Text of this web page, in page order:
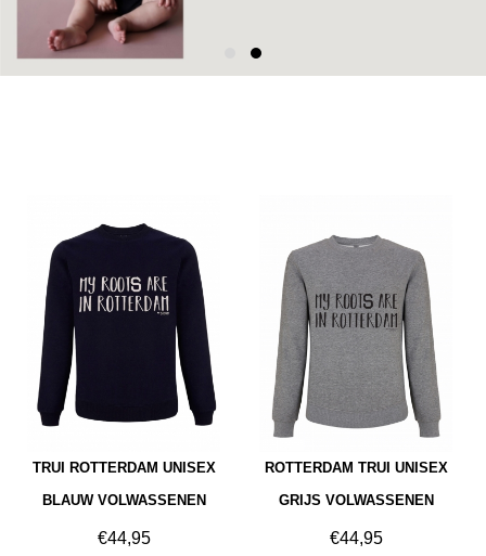
TRUI ROTTERDAM UNISEX
BLAUW VOLWASSENEN
€44,95
ROTTERDAM TRUI UNISEX
GRIJS VOLWASSENEN
€44,95